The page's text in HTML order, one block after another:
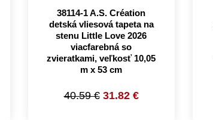
38114-1 A.S. Création
detská vliesová tapeta na
stenu Little Love 2026
viacfarebná so
zvieratkami, veľkosť 10,05
m x 53 cm
40.59 € 31.82 €